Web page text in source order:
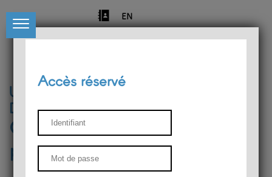
EN
Université de Liège
Département de philosophie
Centre de recherches
phénoménologiques
Accès réservé